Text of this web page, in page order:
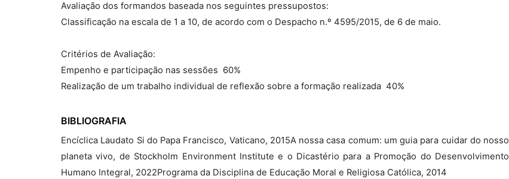
Avaliação dos formandos baseada nos seguintes pressupostos:
Classificação na escala de 1 a 10, de acordo com o Despacho n.º 4595/2015, de 6 de maio.
Critérios de Avaliação:
Empenho e participação nas sessões  60%
Realização de um trabalho individual de reflexão sobre a formação realizada  40%
BIBLIOGRAFIA
Encíclica Laudato Si do Papa Francisco, Vaticano, 2015A nossa casa comum: um guia para cuidar do nosso
planeta vivo, de Stockholm Environment Institute e o Dicastério para a Promoção do Desenvolvimento
Humano Integral, 2022Programa da Disciplina de Educação Moral e Religiosa Católica, 2014